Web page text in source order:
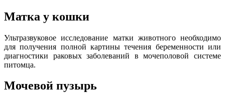
Матка у кошки
Ультразвуковое исследование матки животного необходимо
для получения полной картины течения беременности или
диагностики раковых заболеваний в мочеполовой системе
питомца.
Мочевой пузырь